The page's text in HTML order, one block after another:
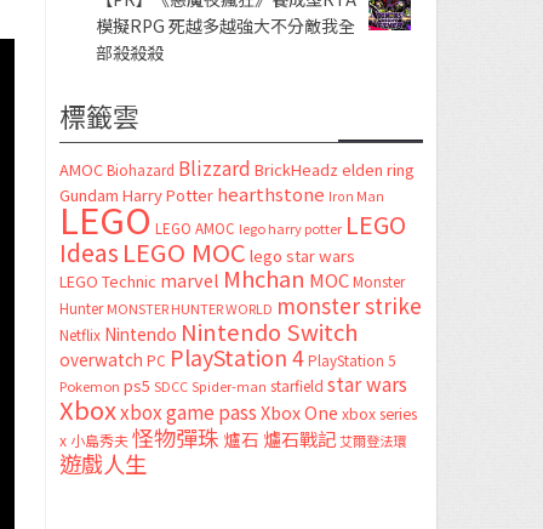
模擬RPG 死越多越強大不分敵我全
部殺殺殺
標籤雲
AMOC Biohazard Blizzard BrickHeadz elden ring
Gundam Harry Potter hearthstone Iron Man
LEGO LEGO AMOC lego harry potter LEGO
Ideas LEGO MOC lego star wars
LEGO Technic marvel Mhchan MOC Monster
Hunter MONSTER HUNTER WORLD monster strike
Netflix Nintendo Nintendo Switch
overwatch PC PlayStation 4 PlayStation 5
Pokemon ps5 SDCC Spider-man starfield star wars
Xboxxbox game passXbox One xbox series
x 小島秀夫怪物彈珠 爐石 爐石戰記艾爾登法環
遊戲人生